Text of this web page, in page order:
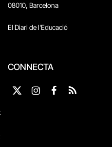
08010, Barcelona
El Diari de l'Educació
CONNECTA
X
Instagram
Facebook
RSS